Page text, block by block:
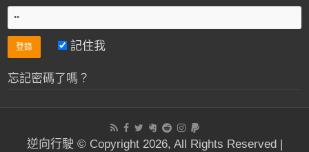
記住我
忘記密碼了嗎？
逆向行駛 © Copyright 2026, All Rights Reserved |